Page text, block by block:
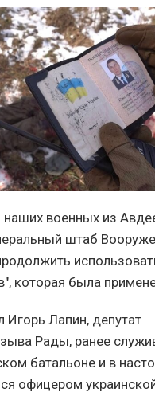
наших военных из
штаб
которая была
Лапин, депутат
Рады, ранее
батальоне и в
офицером